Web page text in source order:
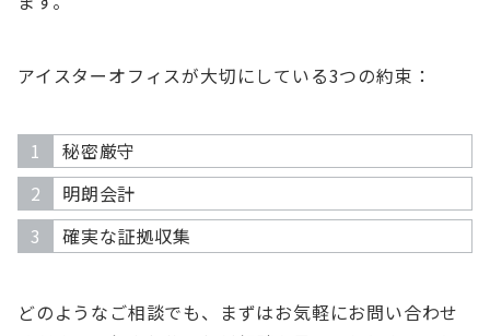
アイスターオフィスが大切にしている3つの約束：
秘密厳守
明朗会計
確実な証拠収集
どのようなご相談でも、まずはお気軽にお問い合わせ